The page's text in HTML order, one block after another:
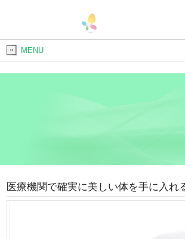
MENU
医療機関で確実に美しい体を手に入れ